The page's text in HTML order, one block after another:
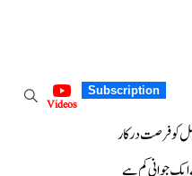
Subscription
Videos
کو فرصت درکار
جوانی کم ہے